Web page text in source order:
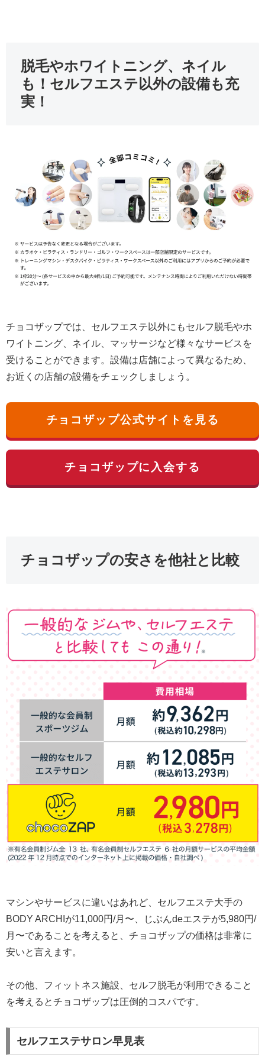
脱毛やホワイトニング、ネイル
も！セルフエステ以外の設備も充
実！
チョコザップでは、セルフエステ以外にもセルフ脱毛やホ
ワイトニング、ネイル、マッサージなど様々なサービスを
受けることができます。設備は店舗によって異なるため、
お近くの店舗の設備をチェックしましょう。
チョコザップ公式サイトを見る
チョコザップに入会する
チョコザップの安さを他社と比較
マシンやサービスに違いはあれど、セルフエステ大手の
BODY ARCHIが11,000円/月〜、じぶんdeエステが5,980円/
月〜であることを考えると、チョコザップの価格は非常に
安いと言えます。
その他、フィットネス施設、セルフ脱毛が利用できること
を考えるとチョコザップは圧倒的コスパです。
セルフエステサロン早見表